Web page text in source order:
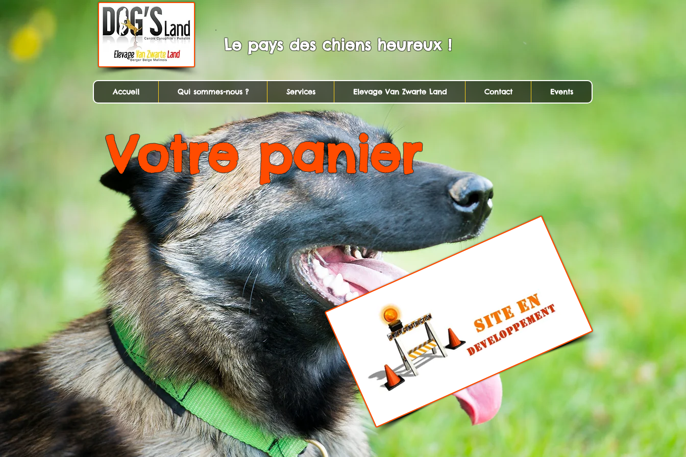
Le pays des chiens heureux !
Accueil Qui sommes-nous ? Services Elevage Van Zwarte Land Contact Events
Votre panier